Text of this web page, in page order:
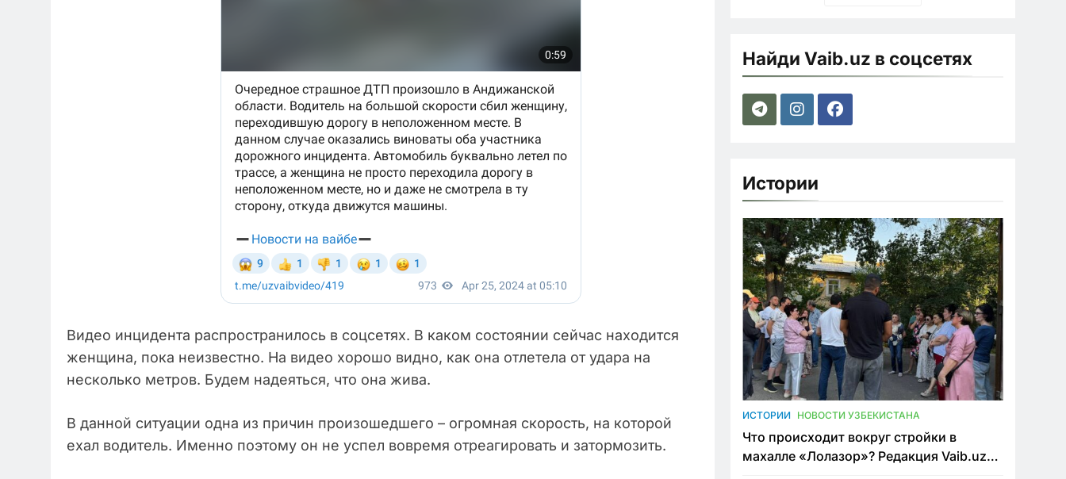
Видео инцидента распространилось в соцсетях. В каком состоянии сейчас находится
женщина, пока неизвестно. На видео хорошо видно, как она отлетела от удара на
несколько метров. Будем надеяться, что она жива.
В данной ситуации одна из причин произошедшего – огромная скорость, на которой
ехал водитель. Именно поэтому он не успел вовремя отреагировать и затормозить.
Найди Vaib.uz в соцсетях
Истории
ИСТОРИИ НОВОСТИ УЗБЕКИСТАНА
Что происходит вокруг стройки в
махалле «Лолазор»? Редакция Vaib.uz